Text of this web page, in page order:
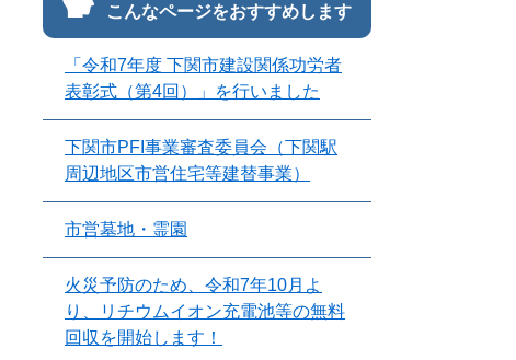
こんなページをおすすめします
「令和7年度 下関市建設関係功労者
表彰式（第4回）」を行いました
下関市PFI事業審査委員会（下関駅
周辺地区市営住宅等建替事業）
市営墓地・霊園
火災予防のため、令和7年10月よ
り、リチウムイオン充電池等の無料
回収を開始します！